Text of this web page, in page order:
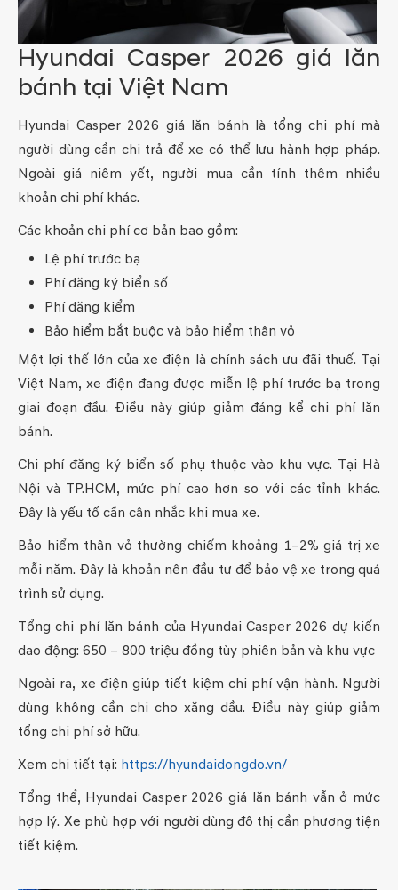
Hyundai Casper 2026 giá lăn
bánh tại Việt Nam
Hyundai Casper 2026 giá lăn bánh là tổng chi phí mà
người dùng cần chi trả để xe có thể lưu hành hợp pháp.
Ngoài giá niêm yết, người mua cần tính thêm nhiều
khoản chi phí khác.
Các khoản chi phí cơ bản bao gồm:
Lệ phí trước bạ
Phí đăng ký biển số
Phí đăng kiểm
Bảo hiểm bắt buộc và bảo hiểm thân vỏ
Một lợi thế lớn của xe điện là chính sách ưu đãi thuế. Tại
Việt Nam, xe điện đang được miễn lệ phí trước bạ trong
giai đoạn đầu. Điều này giúp giảm đáng kể chi phí lăn
bánh.
Chi phí đăng ký biển số phụ thuộc vào khu vực. Tại Hà
Nội và TP.HCM, mức phí cao hơn so với các tỉnh khác.
Đây là yếu tố cần cân nhắc khi mua xe.
Bảo hiểm thân vỏ thường chiếm khoảng 1–2% giá trị xe
mỗi năm. Đây là khoản nên đầu tư để bảo vệ xe trong quá
trình sử dụng.
Tổng chi phí lăn bánh của Hyundai Casper 2026 dự kiến
dao động: 650 – 800 triệu đồng tùy phiên bản và khu vực
Ngoài ra, xe điện giúp tiết kiệm chi phí vận hành. Người
dùng không cần chi cho xăng dầu. Điều này giúp giảm
tổng chi phí sở hữu.
Xem chi tiết tại: https://hyundaidongdo.vn/
Tổng thể, Hyundai Casper 2026 giá lăn bánh vẫn ở mức
hợp lý. Xe phù hợp với người dùng đô thị cần phương tiện
tiết kiệm.